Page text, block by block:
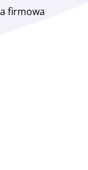
firmowa